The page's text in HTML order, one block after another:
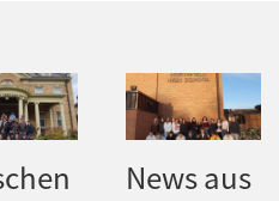
News aus